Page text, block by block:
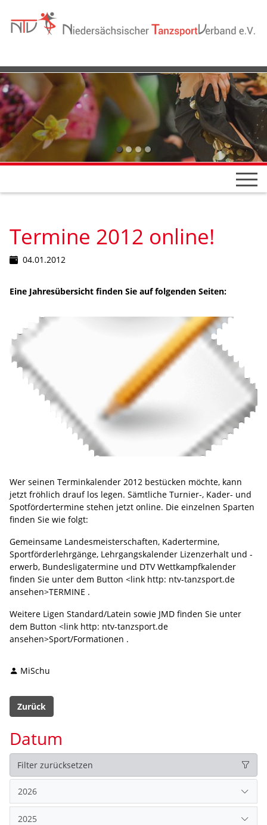
Termine 2012 online!
04.01.2012
Eine Jahresübersicht finden Sie auf folgenden Seiten:
Wer seinen Terminkalender 2012 bestücken möchte, kann
jetzt fröhlich drauf los legen. Sämtliche Turnier-, Kader- und
Spotfördertermine stehen jetzt online. Die einzelnen Sparten
finden Sie wie folgt:
Gemeinsame Landesmeisterschaften, Kadertermine,
Sportförderlehrgänge, Lehrgangskalender Lizenzerhalt und -
erwerb, Bundesligatermine und DTV Wettkampfkalender
finden Sie unter dem Button <link http: ntv-tanzsport.de
ansehen>TERMINE .
Weitere Ligen Standard/Latein sowie JMD finden Sie unter
dem Button <link http: ntv-tanzsport.de
ansehen>Sport/Formationen .
MiSchu
Zurück
Datum
Filter zurücksetzen
2026
2025